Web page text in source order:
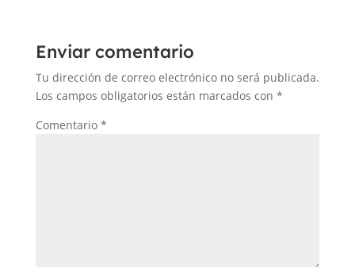
Enviar comentario
Tu dirección de correo electrónico no será publicada.
Los campos obligatorios están marcados con *
Comentario *